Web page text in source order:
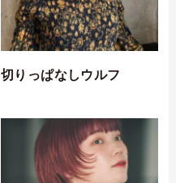
切りっぱなしウルフ